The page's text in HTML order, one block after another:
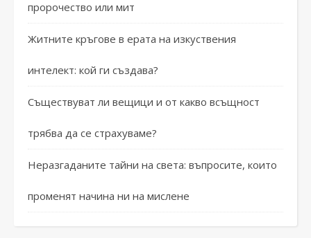
пророчество или мит
Житните кръгове в ерата на изкуствения
интелект: кой ги създава?
Съществуват ли вещици и от какво всъщност
трябва да се страхуваме?
Неразгаданите тайни на света: въпросите, които
променят начина ни на мислене